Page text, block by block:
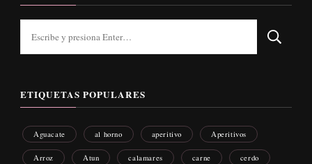
ETIQUETAS POPULARES
Aguacate al horno aperitivo Aperitivos
Arroz Atun calamares carne cerdo